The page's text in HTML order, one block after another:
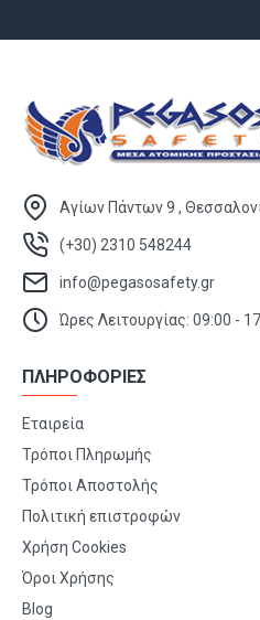
Αγίων Πάντων 9 ,
(+30) 2310 548244
info@pegasosafety.gr
Ώρες Λειτουργίας: 09:00 -
ΠΛΗΡΟΦΟΡΙΕΣ
Εταιρεία
Τρόποι Πληρωμής
Τρόποι Αποστολής
Πολιτική επιστροφών
Χρήση Cookies
Όροι Χρήσης
Blog